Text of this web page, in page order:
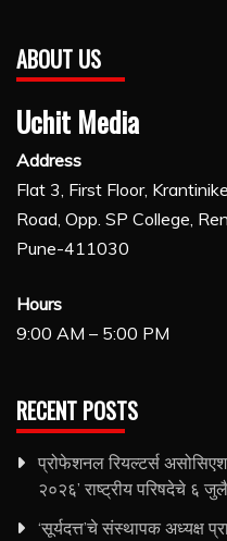
ABOUT US
Uchit Media
Address
Flat 3, First Floor,
Road, Opp. SP College,
Pune-411030
Hours
9:00 AM – 5:00 PM
RECENT POSTS
प्रोफेशनल रियल्टर्स
२०२६’ राष्ट्रीय परिषदेचे ६
‘सूर्यदत्त’चे संस्थापक अध्यक्ष